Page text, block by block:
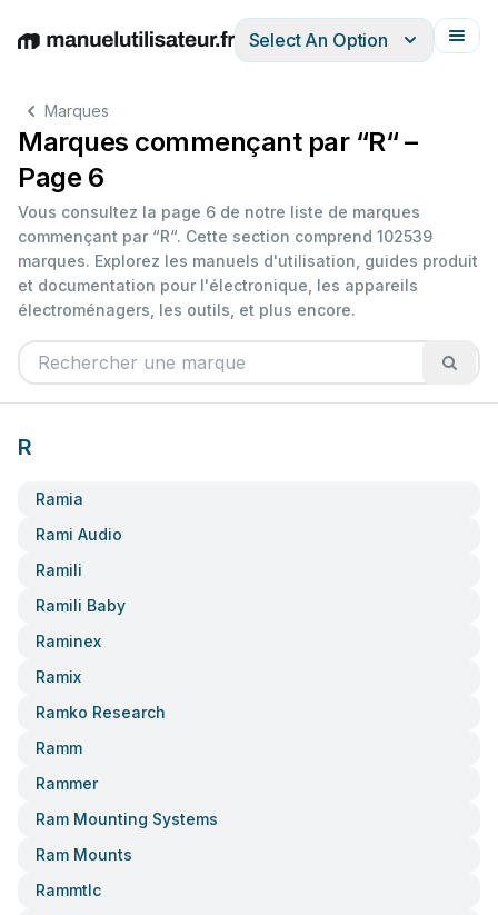
EnglishDeutschEspañolItalianoFrançais
Select An Option
Marques
Marques commençant par “R“ –
Page 6
Vous consultez la page 6 de notre liste de marques
commençant par “R“. Cette section comprend 102539
marques. Explorez les manuels d'utilisation, guides produit
et documentation pour l'électronique, les appareils
électroménagers, les outils, et plus encore.
R
Ramia
Rami Audio
Ramili
Ramili Baby
Raminex
Ramix
Ramko Research
Ramm
Rammer
Ram Mounting Systems
Ram Mounts
Rammtlc